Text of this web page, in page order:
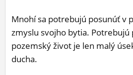
Mnohí sa potrebujú posunúť v
zmyslu svojho bytia. Potrebujú
pozemský život je len malý
ducha.